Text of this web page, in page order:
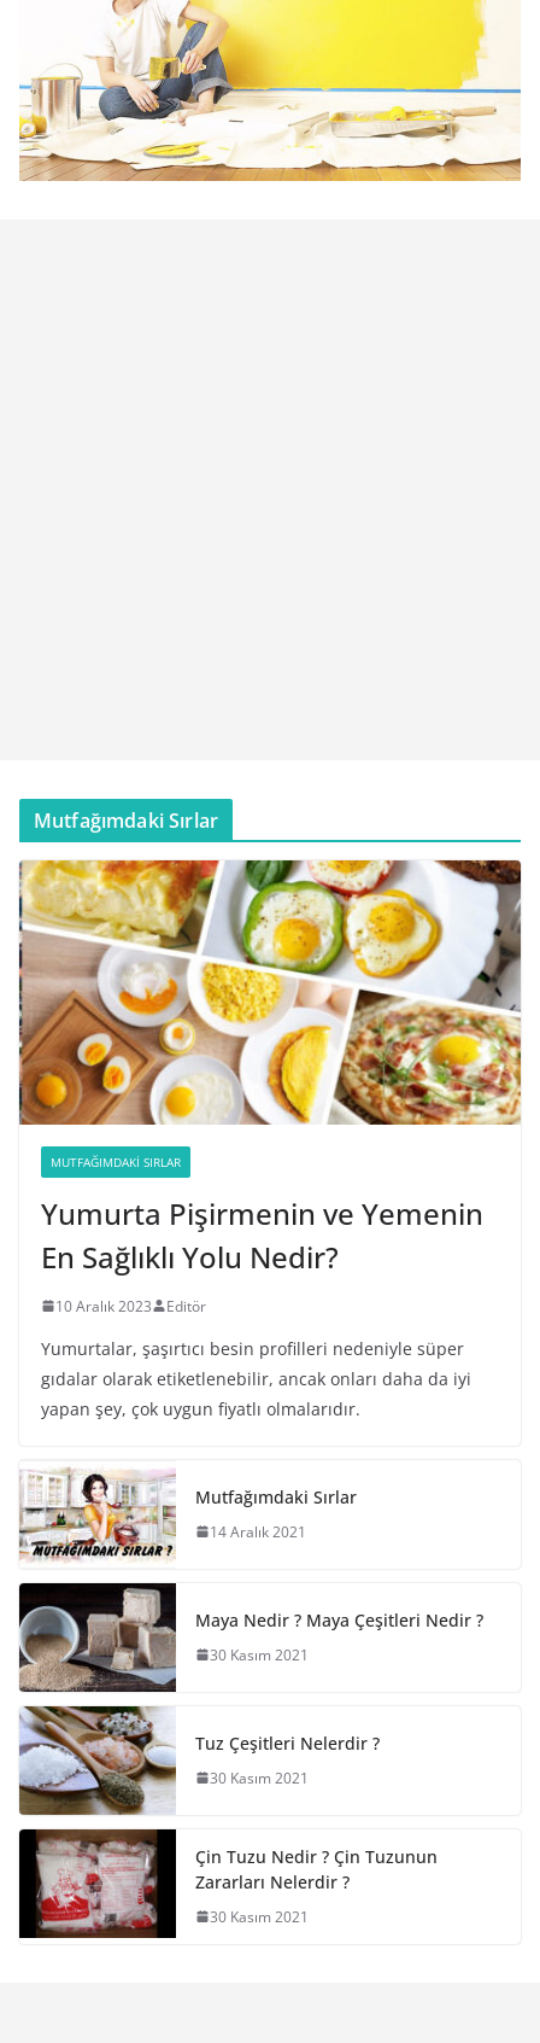
Mutfağımdaki Sırlar
MUTFAĞIMDAKI SIRLAR
Yumurta Pişirmenin ve Yemenin
En Sağlıklı Yolu Nedir?
10 Aralık 2023 Editör
Yumurtalar, şaşırtıcı besin profilleri nedeniyle süper
gıdalar olarak etiketlenebilir, ancak onları daha da iyi
yapan şey, çok uygun fiyatlı olmalarıdır.
Mutfağımdaki Sırlar
14 Aralık 2021
Maya Nedir ? Maya Çeşitleri Nedir ?
30 Kasım 2021
Tuz Çeşitleri Nelerdir ?
30 Kasım 2021
Çin Tuzu Nedir ? Çin Tuzunun
Zararları Nelerdir ?
30 Kasım 2021